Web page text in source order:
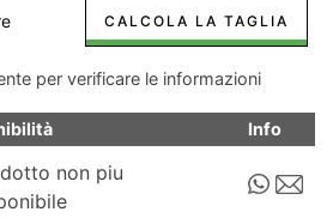
CALCOLA LA TAGLIA
per verificare le informazioni
Info
non piu